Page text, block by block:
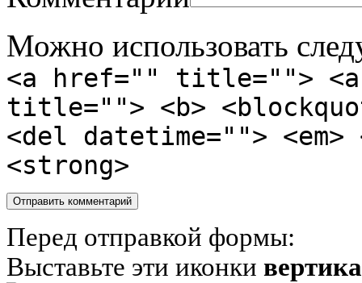
Можно использовать
<a href="" title="">
title=""> <b>
<del datetime="">
<strong>
Перед отправкой формы:
Выставьте эти иконки